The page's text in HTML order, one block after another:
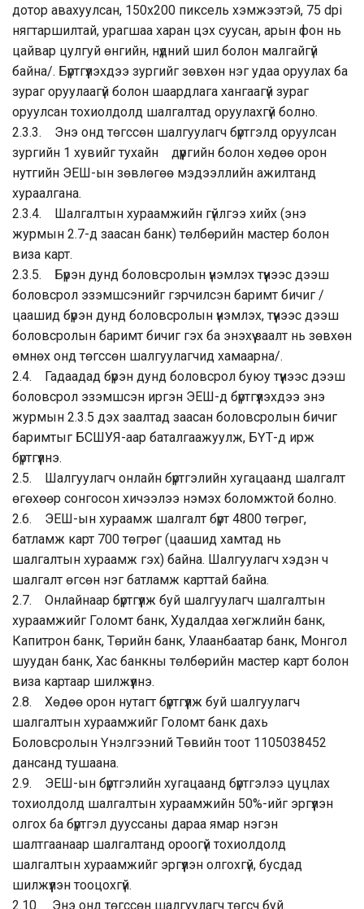
дотор авахуулсан, 150х200 пиксель хэмжээтэй, 75 dpi
нягтаршилтай, урагшаа харан цэх суусан, арын фон нь
цайвар цулгуй өнгийн, нүдний шил болон малгайгүй
байна/. Бүртгүүлэхдээ зургийг зөвхөн нэг удаа оруулах ба
зураг оруулаагүй болон шаардлага хангаагүй зураг
оруулсан тохиолдолд шалгалтад оруулахгүй болно.
2.3.3. Энэ онд төгссөн шалгуулагч бүртгэлд оруулсан
зургийн 1 хувийг тухайн дүүргийн болон хөдөө орон
нутгийн ЭЕШ-ын зөвлөгөө мэдээллийн ажилтанд
хураалгана.
2.3.4. Шалгалтын хураамжийн гүйлгээ хийх (энэ
журмын 2.7-д заасан банк) төлбөрийн мастер болон
виза карт.
2.3.5. Бүрэн дунд боловсролын үнэмлэх түүнээс дээш
боловсрол эзэмшсэнийг гэрчилсэн баримт бичиг /
цаашид бүрэн дунд боловсролын үнэмлэх, түүнээс дээш
боловсролын баримт бичиг гэх ба энэхүү заалт нь зөвхөн
өмнөх онд төгссөн шалгуулагчид хамаарна/.
2.4. Гадаадад бүрэн дунд боловсрол буюу түүнээс дээш
боловсрол эзэмшсэн иргэн ЭЕШ-д бүртгүүлэхдээ энэ
журмын 2.3.5 дэх заалтад заасан боловсролын бичиг
баримтыг БСШУЯ-аар баталгаажуулж, БҮТ-д ирж
бүртгүүлнэ.
2.5. Шалгуулагч онлайн бүртгэлийн хугацаанд шалгалт
өгөхөөр сонгосон хичээлээ нэмэх боломжтой болно.
2.6. ЭЕШ-ын хураамж шалгалт бүрт 4800 төгрөг,
батламж карт 700 төгрөг (цаашид хамтад нь
шалгалтын хураамж гэх) байна. Шалгуулагч хэдэн ч
шалгалт өгсөн нэг батламж карттай байна.
2.7. Онлайнаар бүртгүүлж буй шалгуулагч шалгалтын
хураамжийг Голомт банк, Худалдаа хөгжлийн банк,
Капитрон банк, Төрийн банк, Улаанбаатар банк, Монгол
шуудан банк, Хас банкны төлбөрийн мастер карт болон
виза картаар шилжүүлнэ.
2.8. Хөдөө орон нутагт бүртгүүлж буй шалгуулагч
шалгалтын хураамжийг Голомт банк дахь
Боловсролын Үнэлгээний Төвийн тоот 1105038452
дансанд тушаана.
2.9. ЭЕШ-ын бүртгэлийн хугацаанд бүртгэлээ цуцлах
тохиолдолд шалгалтын хураамжийн 50%-ийг эргүүлэн
олгох ба бүртгэл дууссаны дараа ямар нэгэн
шалтгаанаар шалгалтанд ороогүй тохиолдолд
шалгалтын хураамжийг эргүүлэн олгохгүй, бусдад
шилжүүлэн тооцохгүй.
2.10. Энэ онд төгссөн шалгуулагч төгсч буй